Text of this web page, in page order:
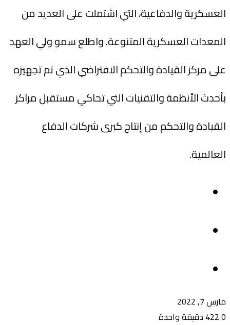
العسكرية والدفاعية، التي اشتملت على العديد من
المعدات العسكرية المتنوعة. واطلع سمو ولي العهد
على مركز القيادة والتحكم الافتراضي الذي تم تجهيزه
بأحدث الأنظمة والتقنيات التي تحاكي مستقبل مراكز
القيادة والتحكم من إنتاج كبرى شركات الدفاع
العالمية.
مارس 7, 2022
0
دقيقة واحدة